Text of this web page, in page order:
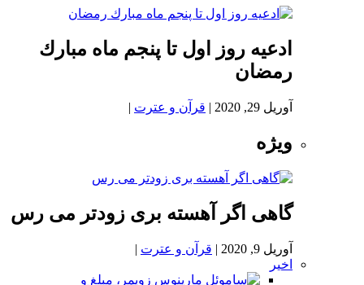
ادعيه روز اول تا پنجم ماه مبارك
رمضان
آوریل 29, 2020 | قرآن و عترت |
ویژه
گاهی اگر آهسته بری زودتر می رس
آوریل 9, 2020 | قرآن و عترت |
اخیر